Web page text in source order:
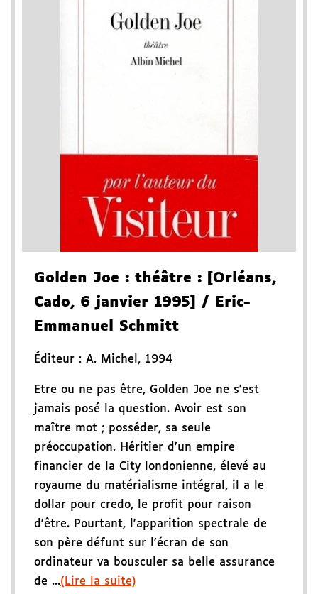
Golden Joe : théâtre : [Orléans,
Cado, 6 janvier 1995]
/ Eric-
Emmanuel Schmitt
Éditeur : A. Michel , 1994
Etre ou ne pas être, Golden Joe ne s'est
jamais posé la question. Avoir est son
maître mot ; posséder, sa seule
préoccupation. Héritier d'un empire
financier de la City londonienne, élevé au
royaume du matérialisme intégral, il a le
dollar pour credo, le profit pour raison
d'être. Pourtant, l'apparition spectrale de
son père défunt sur l'écran de son
ordinateur va bousculer sa belle assurance
de ...(Lire la suite)